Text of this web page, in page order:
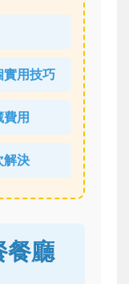
實用技巧
費用
解決
餐廳